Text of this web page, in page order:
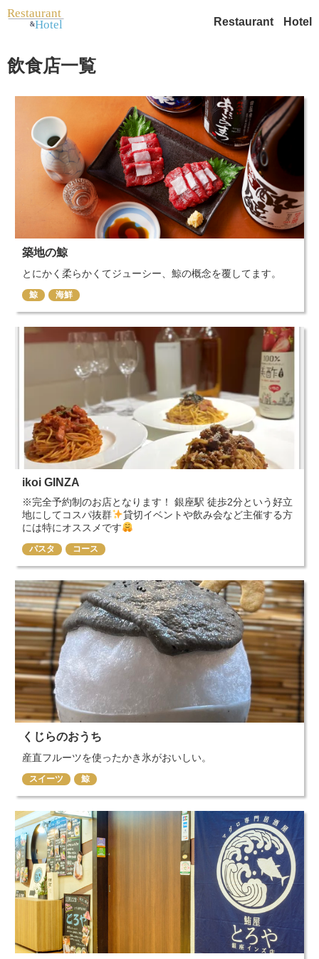
Restaurant Hotel
飲食店一覧
築地の鯨
とにかく柔らかくてジューシー、鯨の概念を覆してます。
鯨 海鮮
ikoi GINZA
※完全予約制のお店となります！ 銀座駅 徒歩2分という好立
地にしてコスパ抜群
貸切イベントや飲み会など主催する方
には特にオススメです
パスタ コース
くじらのおうち
産直フルーツを使ったかき氷がおいしい。
スイーツ 鯨